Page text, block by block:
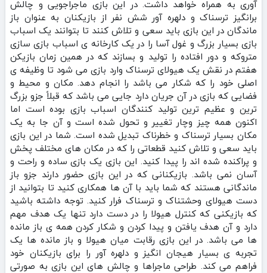
آوری به همراه خواهد داشت. در این بازی ماجراجویی و چالش
برانگیز ترسناک و دلهره آور شش نفر از بازیکنان به عنوان باز
ماندگان در این بازی باید سعی و تلاش کنند تا بتوانند یک اسباب
بازی بسیار بزرگ و غول آسا را در یک کارخانه ی اسباب بازی سازی
متروکه و دور افتاده را تولید و بسازند که در همین زمان بازیکن
هفتم در نقش یک هیولای ترسناک وارد بازی می شود تا وظیفه ی
اصلی خود را که شکار می باشد را انجام دهد. مکان و محیط و
فضایی که بازی در آن جریان دارد جایی می باشد که قبلاً جزو بزرگ
ترین و عظیم ترین تولید کنندگان اسباب بازی بوده است اما
اکنون همه چیز وچار تغییر و تحول شده است و آن جا به یک
مکان بسیار ترسناک و خطرناک تبدیل شده است. شما در این بازی
باید سعی و تلاش کنید قطعاتی را که در مکان های مختلف پخش
و پراکنده شده اند را پیدا کنید‌. این بازی یک بازی ساده و راحت و
آسان نمی باشد. بازیکنانی که در این بازی حضور دارند جزو باز
ماندگانی هستند که شما باید با آن ها همکاری کنید تا بتوانید از
دست هیولای وحشتناک و ترسناک فرار کنید. توجه داشته باشید
که بازیکنی که کنترل هیولا را در دست دارد تنها یک هدف مهم
دارد و آن هدف یافتن و پیدا کردن و شکار کردن همه ی باز مانده
ها می باشد. در این بازی رقابت میان هیولا و باز مانده ها یک
تجربه ی بسیار هیجان انگیز و دلهره آور را برای بازیکنان خود
فراهم می کند. طراحی ماجراها و چالش های این بازی به صورتی